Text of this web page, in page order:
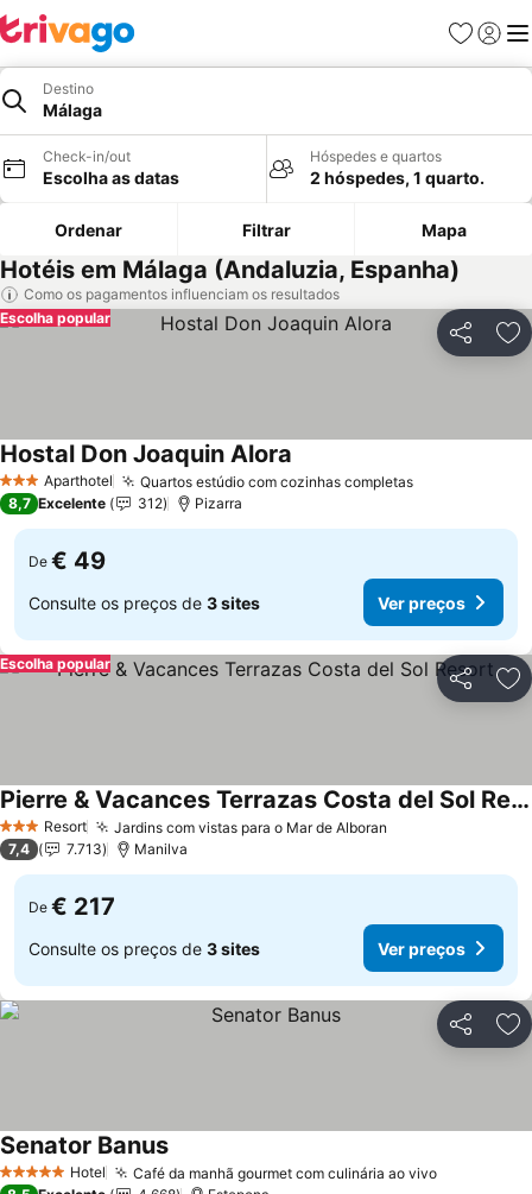
Favoritos
Iniciar
Destino
Málaga
Check-in/out
Escolha as datas
Hóspedes e quartos
2 hóspedes, 1 quarto.
Ordenar Filtrar Mapa
Hotéis em Málaga (Andaluzia, Espanha)
Como os pagamentos influenciam os resultados
Partilhar
Escolha popular
3 EstrelasAparthotel Quartos estúdio com cozinhas completasVer preços
Hostal Don Joaquin Alora
8,7 Excelente 312 Pizarra
De € 49
Consulte os preços de 3 sites Ver preços
Partilhar
Escolha popular
3 EstrelasResort Jardins com vistas para o Mar de Alboran
Pierre & Vacances Terrazas Costa del Sol Resort
Ver preços
7,4 7.713 Manilva
De € 217
Consulte os preços de 3 sites Ver preços
Partilhar
5 Estrelas Hotel Café da manhã gourmet com culinária ao vivoVer preços
Senator BanusVer preços